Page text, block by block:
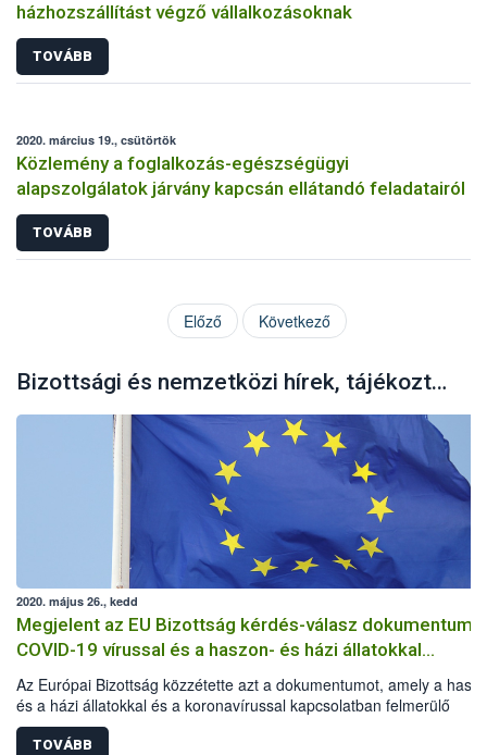
házhozszállítást végző vállalkozásoknak
TOVÁBB
2020. március 19., csütörtök
Közlemény a foglalkozás-egészségügyi
alapszolgálatok járvány kapcsán ellátandó feladatairól
TOVÁBB
Előző Következő
Bizottsági és nemzetközi hírek, tájékoztatók
2020. május 26., kedd
Megjelent az EU Bizottság kérdés-válasz dokumentuma
COVID-19 vírussal és a haszon- és házi állatokkal
kapcsolatban
Az Európai Bizottság közzétette azt a dokumentumot, amely a
és a házi állatokkal és a koronavírussal kapcsolatban felmerülő
kérdéseket és az azokra adandó válaszokat tartalmazza.
TOVÁBB